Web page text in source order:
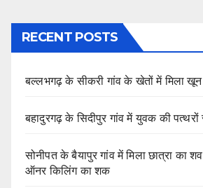
RECENT POSTS
बल्लभगढ़ के सीकरी गांव के खेतों में मिला
बहादुरगढ़ के सिदीपुर गांव में युवक की पत्थरों
सोनीपत के बैयापुर गांव में मिला छात्रा का
ऑनर किलिंग का शक